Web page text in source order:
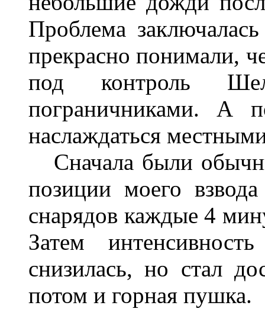
Проблема
прекрасно понимали,
под контроль
пограничниками. А
наслаждаться
Сначала были
позиции моего
снарядов каждые 4
Затем
снизилась, но стал
потом и горная пушка.